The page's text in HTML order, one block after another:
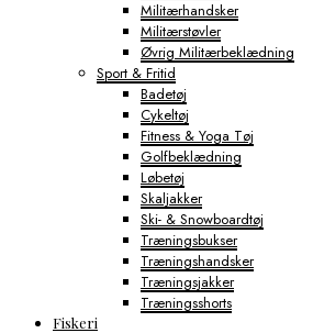
Militærhandsker
Militærstøvler
Øvrig Militærbeklædning
Sport & Fritid
Badetøj
Cykeltøj
Fitness & Yoga Tøj
Golfbeklædning
Løbetøj
Skaljakker
Ski- & Snowboardtøj
Træningsbukser
Træningshandsker
Træningsjakker
Træningsshorts
Fiskeri